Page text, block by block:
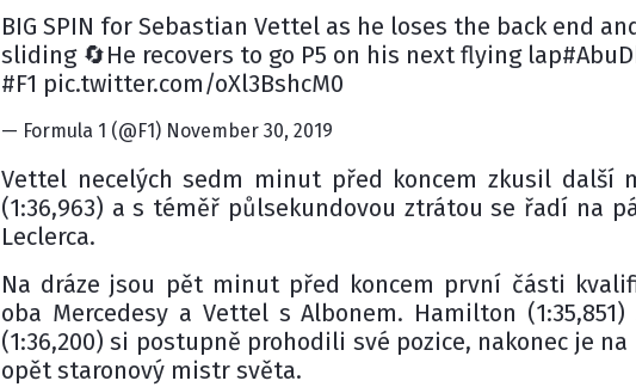
BIG SPIN for Sebastian Vettel as he loses the back end
sliding 🔄He recovers to go P5 on his next flying
#F1 pic.twitter.com/oXl3BshcM0
— Formula 1 (@F1) November 30, 2019
Vettel necelých sedm minut před koncem zkusil další
(1:36,963) a s téměř půlsekundovou ztrátou se řadí na
Leclerca.
Na dráze jsou pět minut před koncem první části
oba Mercedesy a Vettel s Albonem. Hamilton
(1:36,200) si postupně prohodili své pozice, nakonec je
opět staronový mistr světa.